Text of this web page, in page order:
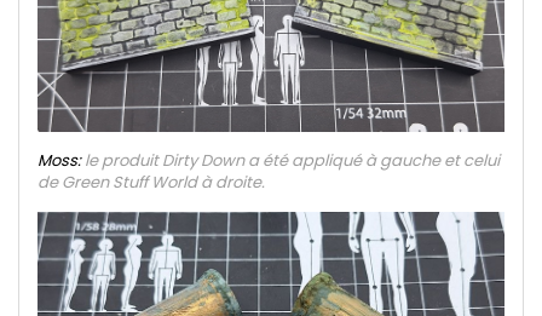
Moss:le produit Dirty Down a été appliqué à gauche et celui
de Green Stuff World à droite.